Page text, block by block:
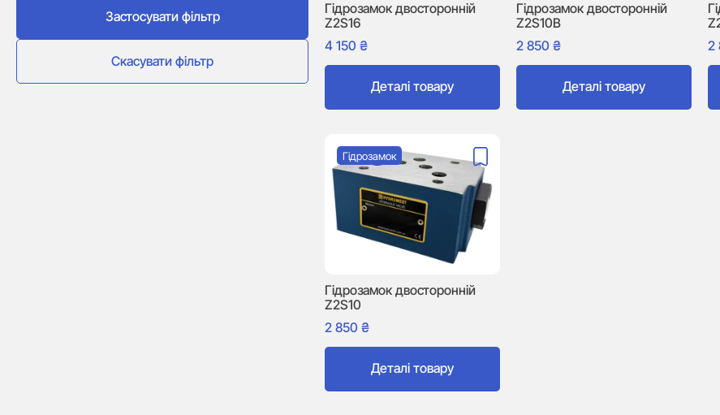
Застосувати фільтр
Скасувати фільтр
Гідрозамок двосторонній
Z2S16
4 150 ₴
Деталі товару
Гідрозамок двосторонній
Z2S10B
2 850 ₴
Деталі товару
2
Гідрозамок двосторонній
Z2S10
2 850 ₴
Деталі товару
Гідрозамок